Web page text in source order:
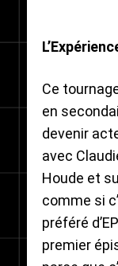
Ce
en
devenir
avec
Houde et
comme si
préféré
premier